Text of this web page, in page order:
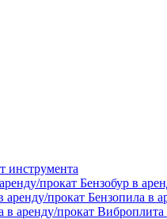
инструмента
Бензобур в
Бензопила в
Виброплита